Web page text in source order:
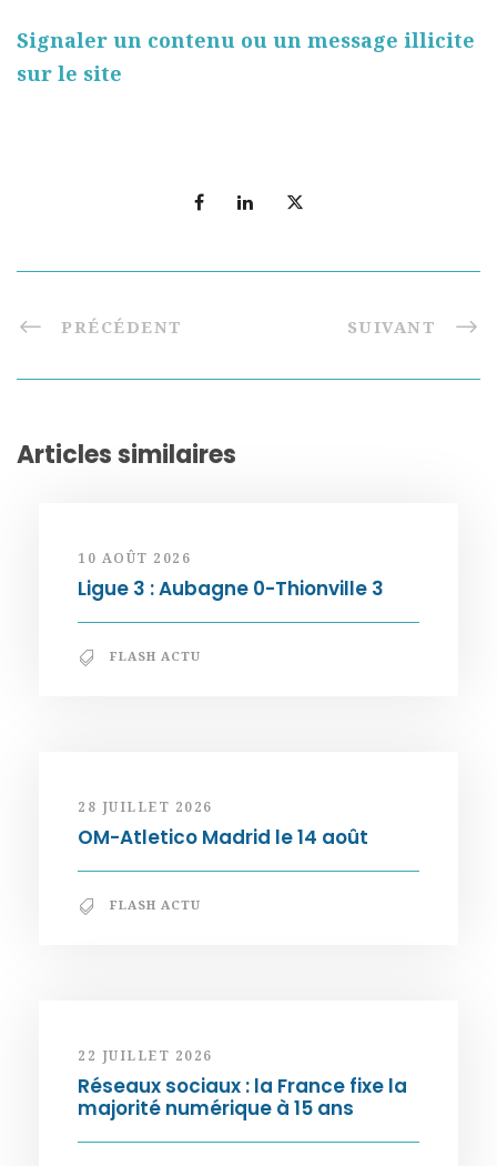
Signaler un contenu ou un message illicite
sur le site
PRÉCÉDENT SUIVANT
Articles similaires
10 AOÛT 2026
Ligue 3 : Aubagne 0-Thionville 3
FLASH ACTU
28 JUILLET 2026
OM-Atletico Madrid le 14 août
FLASH ACTU
22 JUILLET 2026
Réseaux sociaux : la France fixe la
majorité numérique à 15 ans